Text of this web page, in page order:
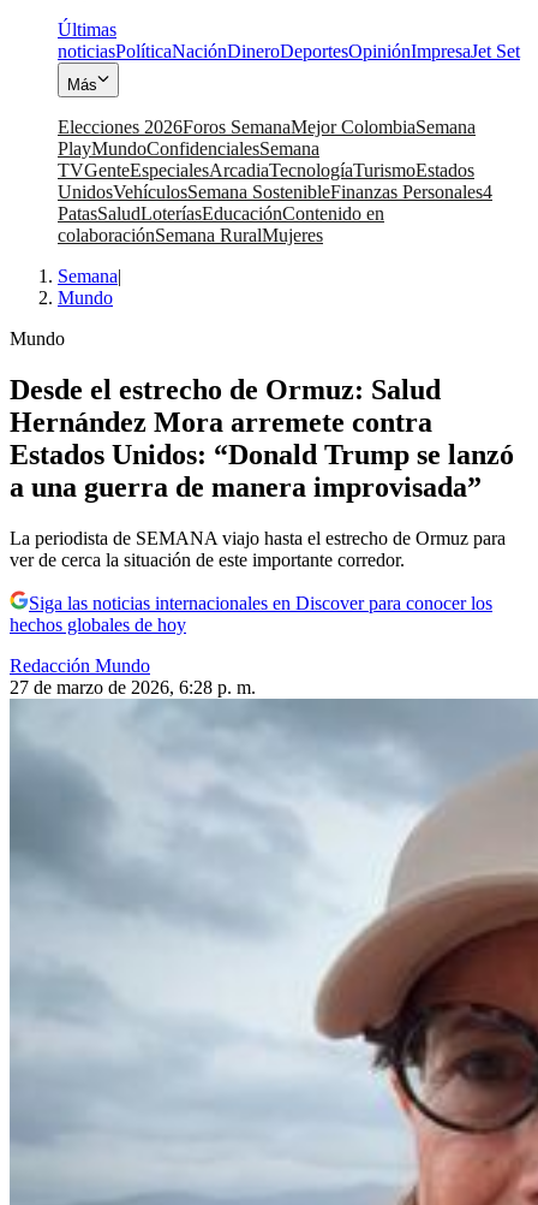
Últimas
noticiasPolíticaNaciónDineroDeportesOpiniónImpresaJet Set
Más
Elecciones 2026Foros SemanaMejor ColombiaSemana
PlayMundoConfidencialesSemana
TVGenteEspecialesArcadiaTecnologíaTurismoEstados
UnidosVehículosSemana SostenibleFinanzas Personales4
PatasSaludLoteríasEducaciónContenido en
colaboraciónSemana RuralMujeres
Semana|
Mundo
Mundo
Desde el estrecho de Ormuz: Salud
Hernández Mora arremete contra
Estados Unidos: “Donald Trump se lanzó
a una guerra de manera improvisada”
La periodista de SEMANA viajo hasta el estrecho de Ormuz para
ver de cerca la situación de este importante corredor.
Siga las noticias internacionales en Discover para conocer los
hechos globales de hoy
Redacción Mundo
27 de marzo de 2026, 6:28 p. m.